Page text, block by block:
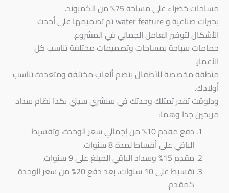
مساحات خضراء على مساحة 75% من الكمبوند.
بحيرات صناعية و water feature تم تصميمها على أحدث
الأشكال لتوفير العامل الجمالي في المشروع.
حمامات سباحة بمساحات وتصميمات مختلفة تناسب كل
الأعمار.
منطقة مخصصة للأطفال بتضم ألعاب مختلفة ومتعددة تناسب
أولادك.
ودلوقت تقدر تمتلك وحدتك في سنشري سيتي بكذا نظام سداد
مريحين جدا وهما:
دفع مقدم 10% من إجمالي سعر الوحدة، وتقسيط
الباقي على أقساط لمدة 8 سنوات.
مقدم 15% وسداد الباقي المبلغ على 9 سنوات.
تقسيط على 10 سنوات، بعد دفع 20% من سعر الوحدة
كمقدم.